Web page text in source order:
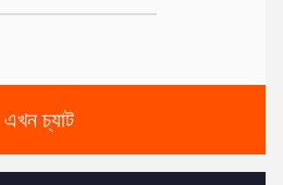
এখন চ্যাট